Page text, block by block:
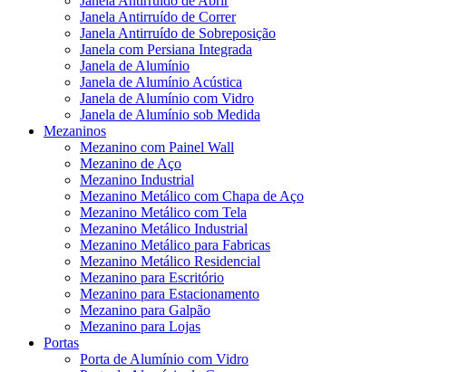
Janela Antirruído de Correr
Janela Antirruído de Sobreposição
Janela com Persiana Integrada
Janela de Alumínio
Janela de Alumínio Acústica
Janela de Alumínio com Vidro
Janela de Alumínio sob Medida
Mezaninos
Mezanino com Painel Wall
Mezanino de Aço
Mezanino Industrial
Mezanino Metálico com Chapa de Aço
Mezanino Metálico com Tela
Mezanino Metálico Industrial
Mezanino Metálico para Fabricas
Mezanino Metálico Residencial
Mezanino para Escritório
Mezanino para Estacionamento
Mezanino para Galpão
Mezanino para Lojas
Portas
Porta de Alumínio com Vidro